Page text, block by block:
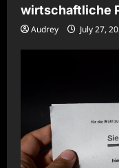
wirtschaftliche
Audrey July 27,